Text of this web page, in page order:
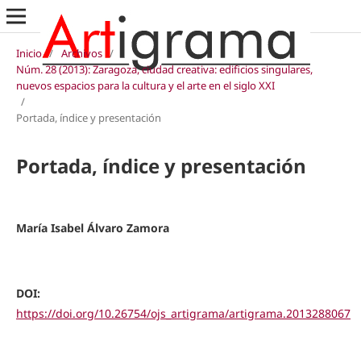
Inicio / Archivos /
Núm. 28 (2013): Zaragoza, ciudad creativa: edificios singulares,
nuevos espacios para la cultura y el arte en el siglo XXI
/
Portada, índice y presentación
Portada, índice y presentación
María Isabel Álvaro Zamora
DOI:
https://doi.org/10.26754/ojs_artigrama/artigrama.2013288067